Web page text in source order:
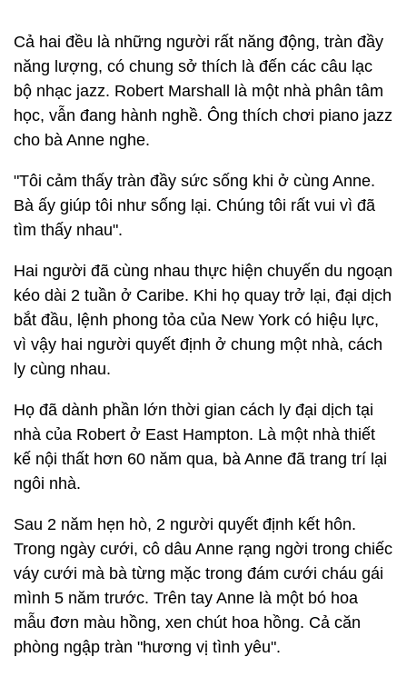
Cả hai đều là những người rất năng động, tràn đầy
năng lượng, có chung sở thích là đến các câu lạc
bộ nhạc jazz. Robert Marshall là một nhà phân tâm
học, vẫn đang hành nghề. Ông thích chơi piano jazz
cho bà Anne nghe.
"Tôi cảm thấy tràn đầy sức sống khi ở cùng Anne.
Bà ấy giúp tôi như sống lại. Chúng tôi rất vui vì đã
tìm thấy nhau".
Hai người đã cùng nhau thực hiện chuyến du ngoạn
kéo dài 2 tuần ở Caribe. Khi họ quay trở lại, đại dịch
bắt đầu, lệnh phong tỏa của New York có hiệu lực,
vì vậy hai người quyết định ở chung một nhà, cách
ly cùng nhau.
Họ đã dành phần lớn thời gian cách ly đại dịch tại
nhà của Robert ở East Hampton. Là một nhà thiết
kế nội thất hơn 60 năm qua, bà Anne đã trang trí lại
ngôi nhà.
Sau 2 năm hẹn hò, 2 người quyết định kết hôn.
Trong ngày cưới, cô dâu Anne rạng ngời trong chiếc
váy cưới mà bà từng mặc trong đám cưới cháu gái
mình 5 năm trước. Trên tay Anne là một bó hoa
mẫu đơn màu hồng, xen chút hoa hồng. Cả căn
phòng ngập tràn "hương vị tình yêu".